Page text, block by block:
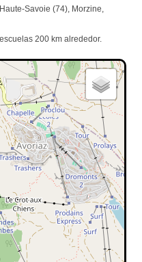
Savoie (74), Morzine,
200 km alrededor.